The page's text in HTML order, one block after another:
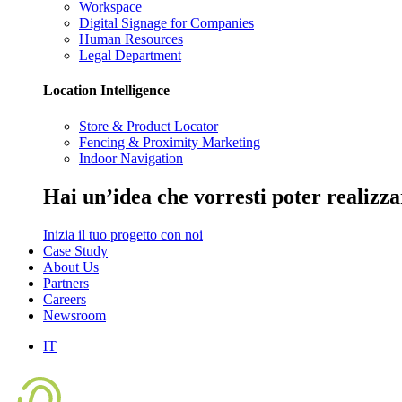
Workspace
Digital Signage for Companies
Human Resources
Legal Department
Location Intelligence
Store & Product Locator
Fencing & Proximity Marketing
Indoor Navigation
Hai un’idea che vorresti poter
Inizia il tuo progetto con noi
Case Study
About Us
Partners
Careers
Newsroom
IT